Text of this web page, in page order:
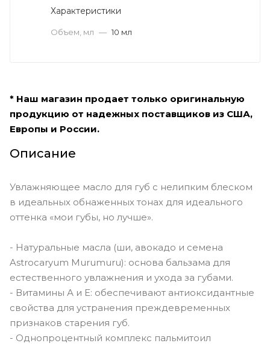
Характеристики
Объем, мл — 10 мл
* Наш магазин продает только оригинальную
продукцию от надежных поставщиков из США,
Европы и России.
Описание
Увлажняющее масло для губ с нелипким блеском
в идеальных обнаженных тонах для идеального
оттенка «мои губы, но лучше».
- Натуральные масла (ши, авокадо и семена
Astrocaryum Murumuru): основа бальзама для
естественного увлажнения и ухода за губами.
- Витамины А и Е: обеспечивают антиоксидантные
свойства для устранения преждевременных
признаков старения губ.
- Однопроцентный комплекс пальмитоил